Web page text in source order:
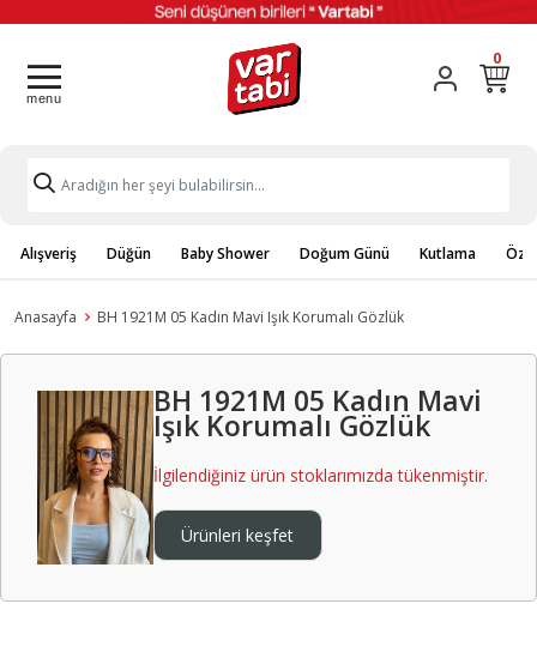
0
Alışveriş Düğün Baby Shower Doğum Günü Kutlama
Anasayfa BH 1921M 05 Kadın Mavi Işık Korumalı Gözlük
BH 1921M 05 Kadın Mavi
Işık Korumalı Gözlük
İlgilendiğiniz ürün stoklarımızda tükenmiştir.
Ürünleri keşfet